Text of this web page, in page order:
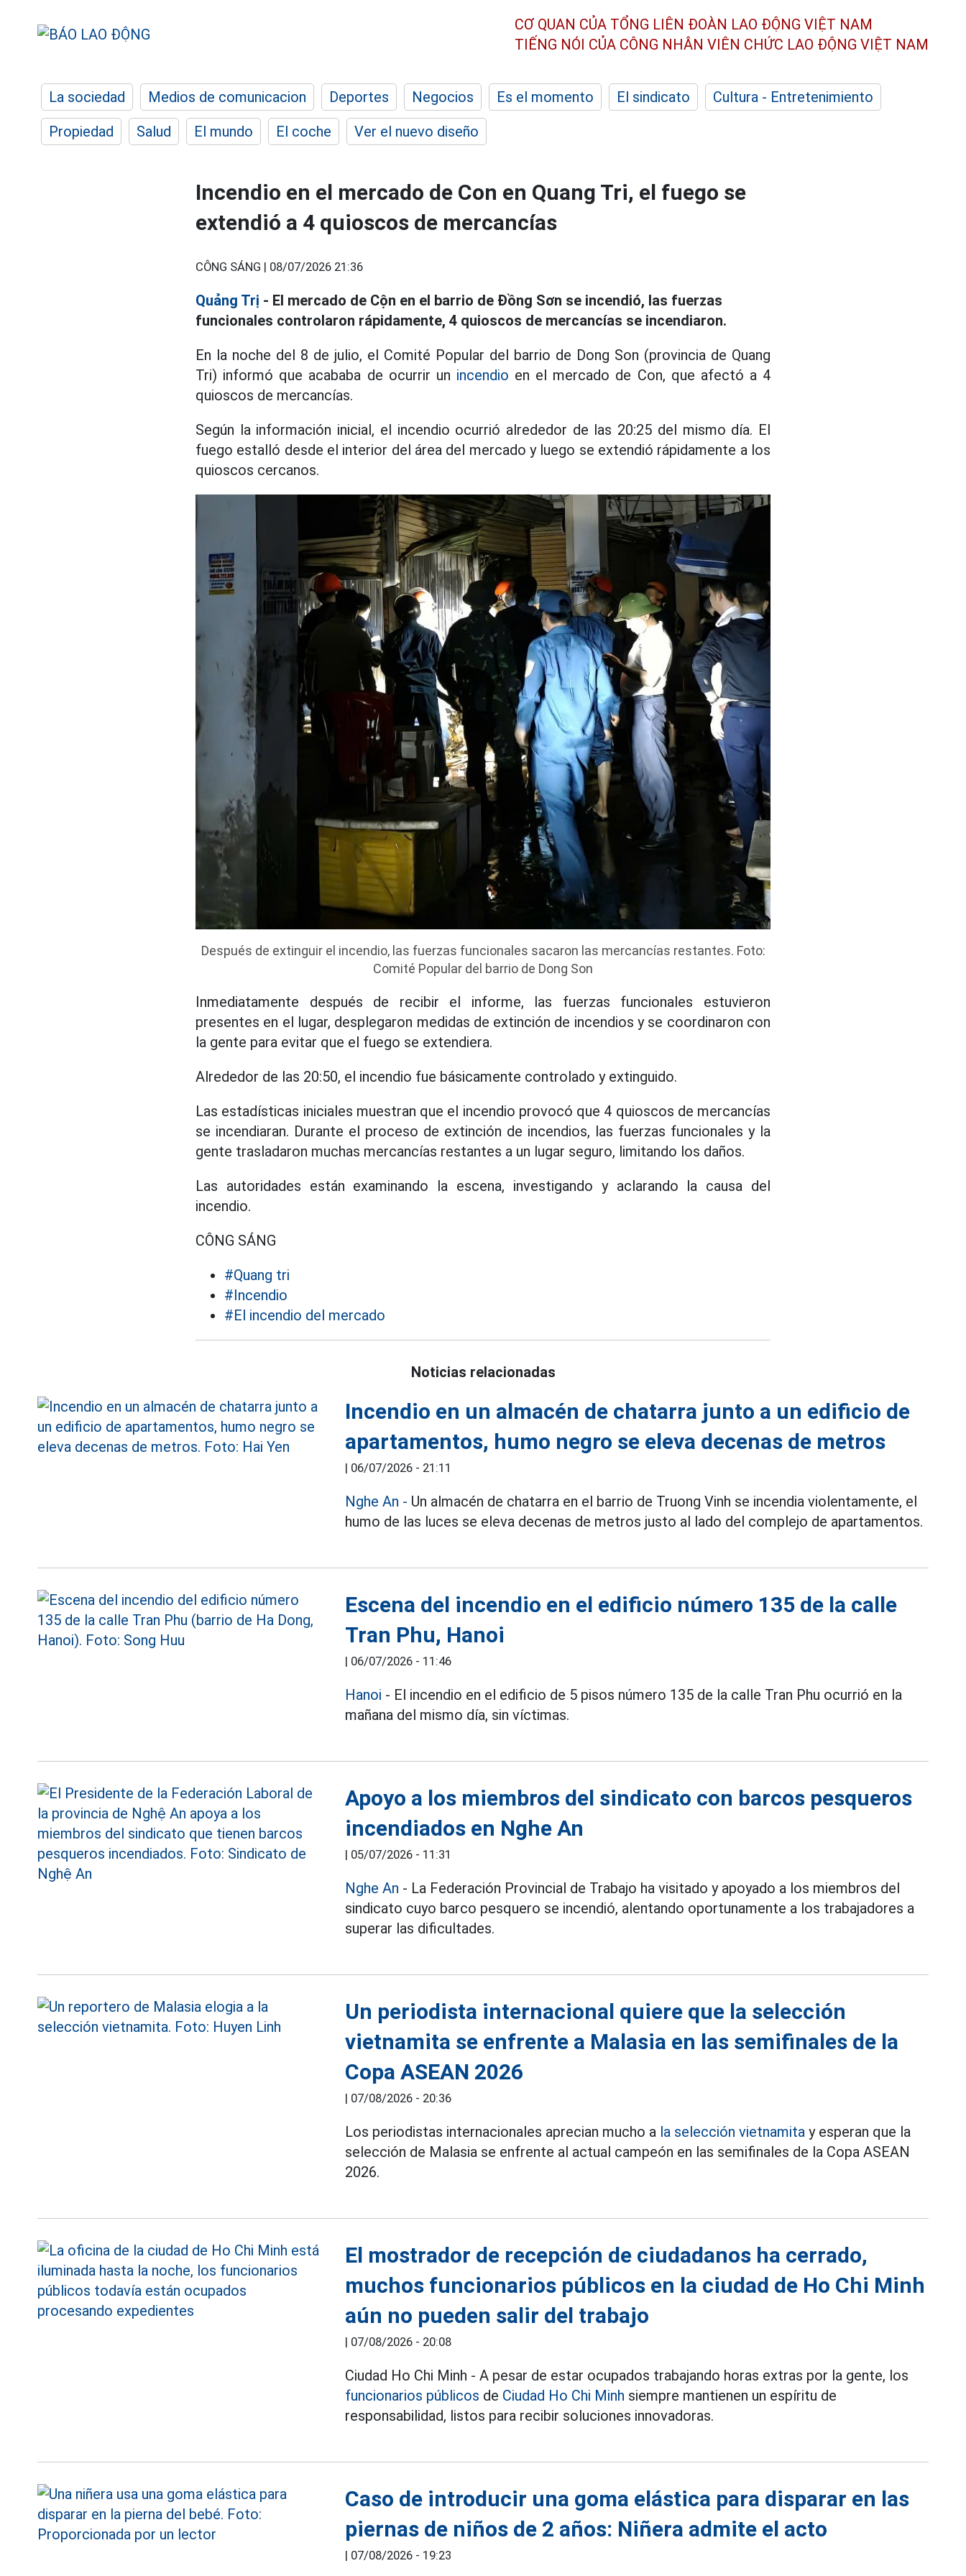
CƠ QUAN CỦA TỔNG LIÊN ĐOÀN LAO ĐỘNG VIỆT NAM
TIẾNG NÓI CỦA CÔNG NHÂN VIÊN CHỨC LAO ĐỘNG VIỆT NAM
La sociedad Medios de comunicacion Deportes Negocios Es el momento El sindicato
Cultura - Entretenimiento
Propiedad
Salud El mundo El coche Ver el nuevo diseño
Incendio en el mercado de Con en Quang Tri, el fuego se
extendió a 4 quioscos de mercancías
CÔNG SÁNG | 08/07/2026 21:36
Quảng Trị - El mercado de Cộn en el barrio de Đồng Sơn se incendió, las fuerzas
funcionales controlaron rápidamente, 4 quioscos de mercancías se incendiaron.
En la noche del 8 de julio, el Comité Popular del barrio de Dong Son (provincia de Quang
Tri) informó que acababa de ocurrir un incendio en el mercado de Con, que afectó a 4
quioscos de mercancías.
Según la información inicial, el incendio ocurrió alrededor de las 20:25 del mismo día. El
fuego estalló desde el interior del área del mercado y luego se extendió rápidamente a los
quioscos cercanos.
Después de extinguir el incendio, las fuerzas funcionales sacaron las mercancías restantes. Foto:
Comité Popular del barrio de Dong Son
Inmediatamente después de recibir el informe, las fuerzas funcionales estuvieron
presentes en el lugar, desplegaron medidas de extinción de incendios y se coordinaron con
la gente para evitar que el fuego se extendiera.
Alrededor de las 20:50, el incendio fue básicamente controlado y extinguido.
Las estadísticas iniciales muestran que el incendio provocó que 4 quioscos de mercancías
se incendiaran. Durante el proceso de extinción de incendios, las fuerzas funcionales y la
gente trasladaron muchas mercancías restantes a un lugar seguro, limitando los daños.
Las autoridades están examinando la escena, investigando y aclarando la causa del
incendio.
CÔNG SÁNG
#Quang tri
#Incendio
#El incendio del mercado
Noticias relacionadas
Incendio en un almacén de chatarra junto a un edificio de
apartamentos, humo negro se eleva decenas de metros
| 06/07/2026 - 21:11
Nghe An - Un almacén de chatarra en el barrio de Truong Vinh se incendia violentamente, el
humo de las luces se eleva decenas de metros justo al lado del complejo de apartamentos.
Escena del incendio en el edificio número 135 de la calle
Tran Phu, Hanoi
| 06/07/2026 - 11:46
Hanoi - El incendio en el edificio de 5 pisos número 135 de la calle Tran Phu ocurrió en la
mañana del mismo día, sin víctimas.
Apoyo a los miembros del sindicato con barcos pesqueros
incendiados en Nghe An
| 05/07/2026 - 11:31
Nghe An - La Federación Provincial de Trabajo ha visitado y apoyado a los miembros del
sindicato cuyo barco pesquero se incendió, alentando oportunamente a los trabajadores a
superar las dificultades.
Un periodista internacional quiere que la selección
vietnamita se enfrente a Malasia en las semifinales de la
Copa ASEAN 2026
| 07/08/2026 - 20:36
Los periodistas internacionales aprecian mucho a la selección vietnamita y esperan que la
selección de Malasia se enfrente al actual campeón en las semifinales de la Copa ASEAN
2026.
El mostrador de recepción de ciudadanos ha cerrado,
muchos funcionarios públicos en la ciudad de Ho Chi Minh
aún no pueden salir del trabajo
| 07/08/2026 - 20:08
Ciudad Ho Chi Minh - A pesar de estar ocupados trabajando horas extras por la gente, los
funcionarios públicos de Ciudad Ho Chi Minh siempre mantienen un espíritu de
responsabilidad, listos para recibir soluciones innovadoras.
Caso de introducir una goma elástica para disparar en las
piernas de niños de 2 años: Niñera admite el acto
| 07/08/2026 - 19:23